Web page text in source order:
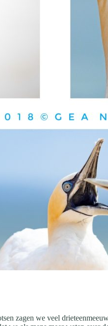
zagen we veel